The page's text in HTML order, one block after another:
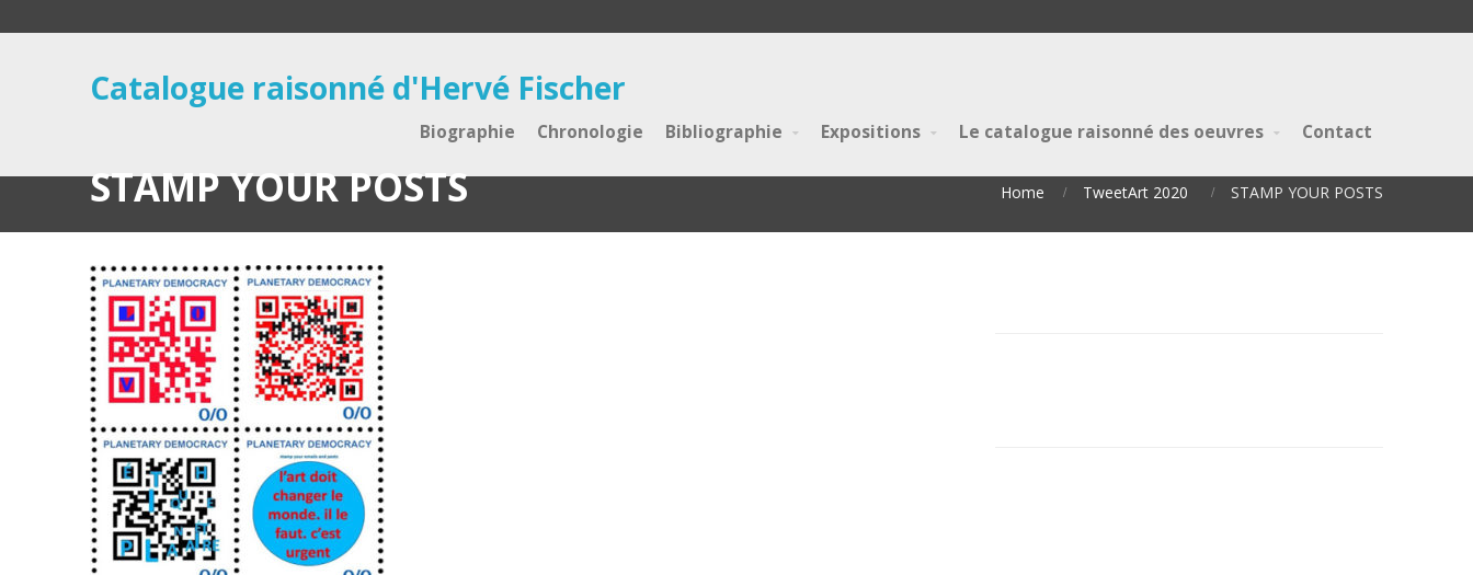
Catalogue raisonné d'Hervé Fischer
Biographie Chronologie Bibliographie Expositions Le catalogue raisonné des oeuvres Contact
STAMP YOUR POSTS Home TweetArt 2020 STAMP YOUR POSTS